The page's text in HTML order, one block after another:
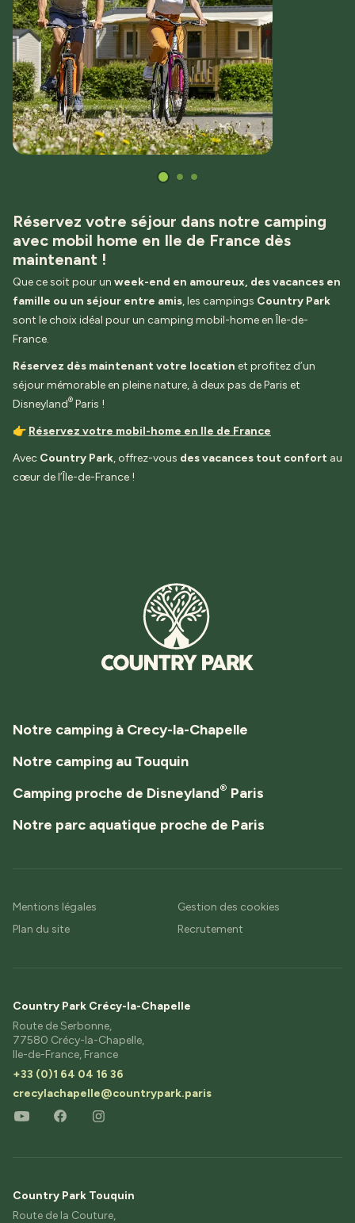
Réservez votre séjour dans notre camping
avec mobil home en Ile de France dès
maintenant !
Que ce soit pour un week-end en amoureux, des vacances en
famille ou un séjour entre amis, les campings Country Park
sont le choix idéal pour un camping mobil-home en Île-de-
France.
Réservez dès maintenant votre location et profitez d’un
séjour mémorable en pleine nature, à deux pas de Paris et
Disneyland® Paris !
👉 Réservez votre mobil-home en Ile de France
Avec Country Park, offrez-vous des vacances tout confort au
cœur de l’Île-de-France !
Notre camping à Crecy-la-Chapelle
Notre camping au Touquin
Camping proche de Disneyland® Paris
Notre parc aquatique proche de Paris
Mentions légales
Gestion des cookies
Plan du site
Recrutement
Country Park Crécy-la-Chapelle
Route de Serbonne,
77580 Crécy-la-Chapelle,
Ile-de-France, France
+33 (0)1 64 04 16 36
crecylachapelle@countrypark.paris
Country Park Touquin
Route de la Couture,